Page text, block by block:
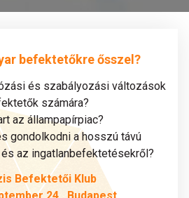
befektetőkre ősszel?
és szabályozási változások
számára?
az állampapírpiac?
gondolkodni a hosszú távú
az ingatlanbefektetésekről?
Befektetői Klub